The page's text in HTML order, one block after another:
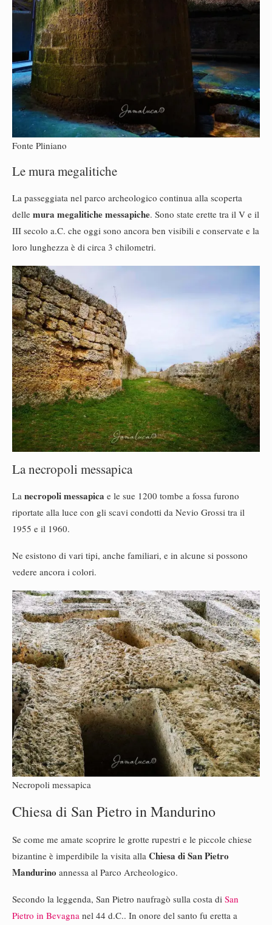
Fonte Pliniano
Le mura megalitiche
La passeggiata nel parco archeologico continua alla scoperta
delle mura megalitichemessapiche. Sono state erette tra il V e il
III secolo a.C. che oggi sono ancora ben visibili e conservate e la
loro lunghezza è di circa 3 chilometri.
La necropoli messapica
La necropoli messapica e le sue 1200 tombe a fossa furono
riportate alla luce con gli scavi condotti da Nevio Grossi tra il
1955 e il 1960.
Ne esistono di vari tipi, anche familiari, e in alcune si possono
vedere ancora i colori.
Necropoli messapica
Chiesa di San Pietro in Mandurino
Se come me amate scoprire le grotte rupestri e le piccole chiese
bizantine è imperdibile la visita alla Chiesa di San Pietro
Mandurino annessa al Parco Archeologico.
Secondo la leggenda, San Pietro naufragò sulla costa di San
Pietro in Bevagna nel 44 d.C.. In onore del santo fu eretta a